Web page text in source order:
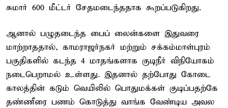
சுமார் 600 மீட்டர் சேதமடைந்ததாக கூறப்படுகிறது.
ஆனால் பழுதடைந்த பைப் லைன்களை இதுவரை
மாற்றாததால், காமராஜர்நகர் மற்றும் சக்கம்மாள்புரம்
பகுதிகளில் கடந்த 4 மாதங்களாக குடிநீர் விநியோகம்
நடைபெறாமல் உள்ளது. இதனால் தற்போது கோடை
காலத்தின் கடும் வெயிலில் பொதுமக்கள் குடிப்பதற்கே
தண்ணீரை பணம் கொடுத்து வாங்க வேண்டிய அவல